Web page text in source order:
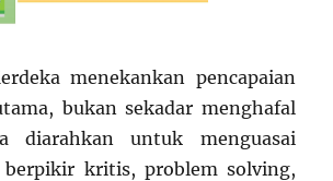
menekankan pencapaian
bukan sekadar menghafal
diarahkan untuk menguasai
berpikir kritis, problem solving,